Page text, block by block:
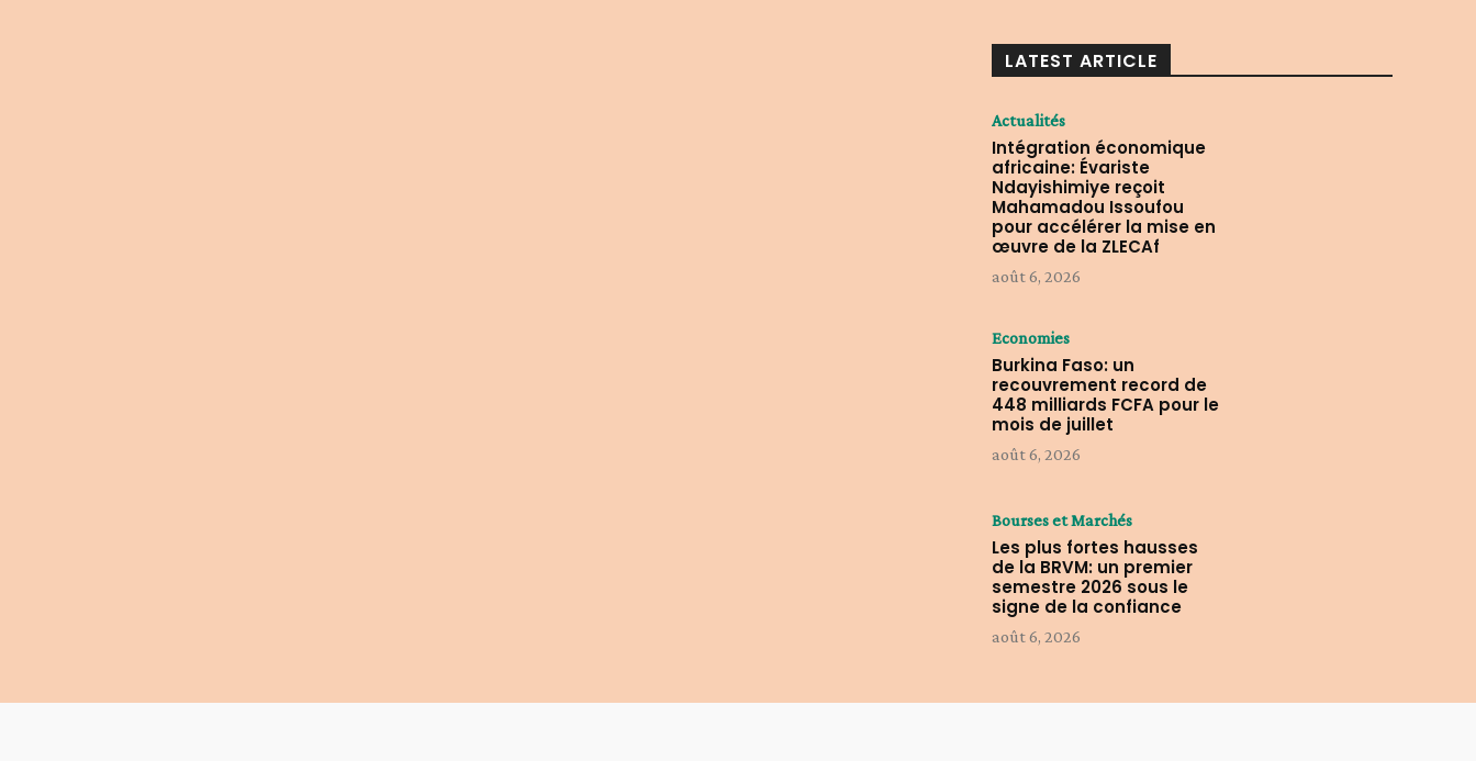
LATEST ARTICLE
Actualités
Intégration économique
africaine: Évariste
Ndayishimiye reçoit
Mahamadou Issoufou
pour accélérer la mise en
œuvre de la ZLECAf
août 6, 2026
Economies
Burkina Faso: un
recouvrement record de
448 milliards FCFA pour le
mois de juillet
août 6, 2026
Bourses et Marchés
Les plus fortes hausses
de la BRVM: un premier
semestre 2026 sous le
signe de la confiance
août 6, 2026